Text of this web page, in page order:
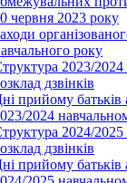
червня 2023 року
року
2023/2024
дзвінків
прийому батьків
2024
2024/2025
дзвінків
прийому батьків